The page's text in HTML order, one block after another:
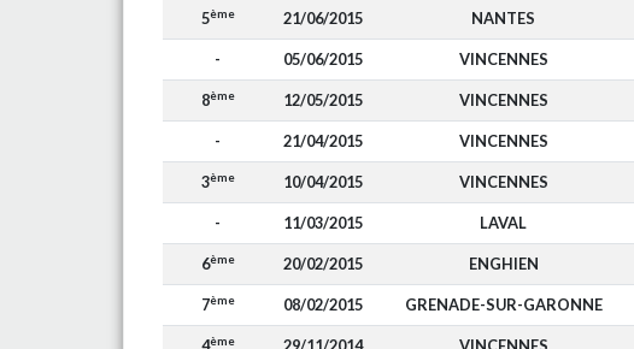
5ème 21/06/2015 NANTES
- 05/06/2015 VINCENNES
8ème 12/05/2015 VINCENNES
- 21/04/2015 VINCENNES
3ème 10/04/2015 VINCENNES
- 11/03/2015 LAVAL
6ème 20/02/2015 ENGHIEN
7ème 08/02/2015 GRENADE-SUR-GARONNE
ème